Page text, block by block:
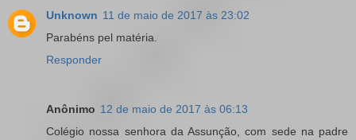
Unknown 11 de maio de 2017 às 23:02
Parabéns pel matéria.
Responder
Anônimo 12 de maio de 2017 às 06:13
Colégio nossa senhora da Assunção, com sede na padre